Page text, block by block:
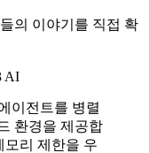
의 이야기를 직접 확
AI
이전트를 병렬
환경을 제공합
모리 제한을 우